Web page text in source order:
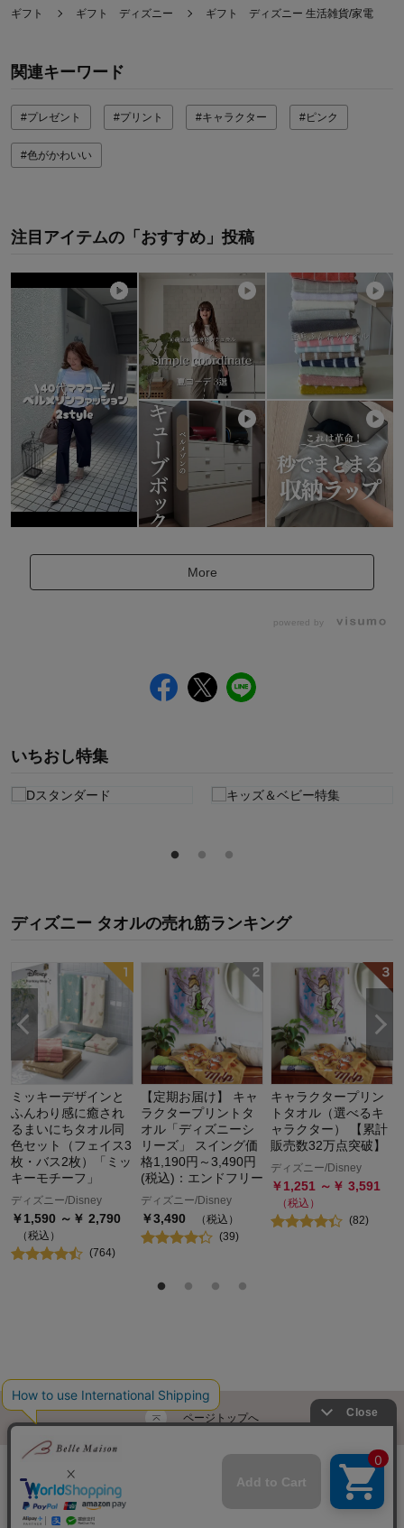
ギフト ギフト ディズニー ギフト ディズニー 生活雑貨/家電
関連キーワード
#プレゼント #プリント #キャラクター #ピンク
#色がかわいい
注目アイテムの「おすすめ」投稿
More
powered by
いちおし特集
ディズニー タオルの売れ筋ランキング
ミッキーデザインと
ふんわり感に癒され
るまいにちタオル同
色セット（フェイス3
枚・バス2枚）「ミッ
キーモチーフ」
ディズニー/Disney
￥1,590 ～￥ 2,790
（税込）
(764)
【定期お届け】 キャ
ラクタープリントタ
オル「ディズニーシ
リーズ」 スイング価
格1,190円～3,490円
(税込)：エンドフリー
ディズニー/Disney
￥3,490
（税込）
(39)
キャラクタープリン
トタオル（選べるキ
ャラクター） 【累計
販売数32万点突破】
ディズニー/Disney
￥1,251 ～￥ 3,591
（税込）
(82)
ページトップへ
ご利用ガイド・お知らせ
サイトマップ ベルメゾンネットTOPへ